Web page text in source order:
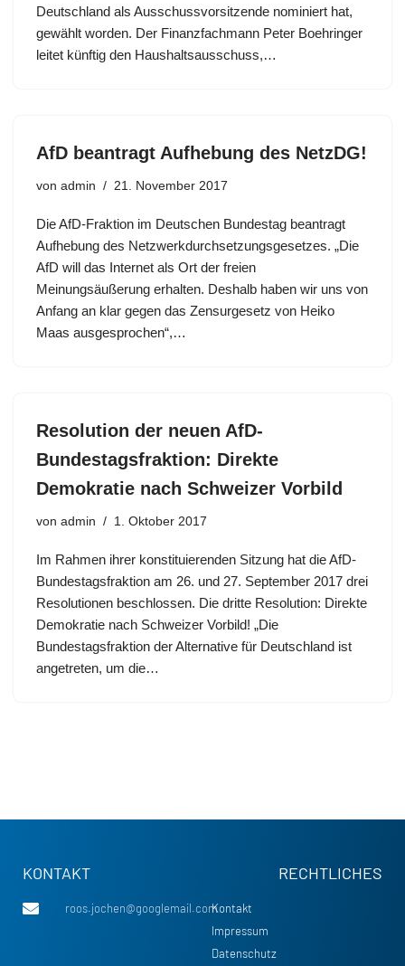
Deutschland als Ausschussvorsitzende nominiert hat,
gewählt worden. Der Finanzfachmann Peter Boehringer
leitet künftig den Haushaltsausschuss,…
AfD beantragt Aufhebung des NetzDG!
von admin 21. November 2017
Die AfD-Fraktion im Deutschen Bundestag beantragt
Aufhebung des Netzwerkdurchsetzungsgesetzes. „Die
AfD will das Internet als Ort der freien
Meinungsäußerung erhalten. Deshalb haben wir uns von
Anfang an klar gegen das Zensurgesetz von Heiko
Maas ausgesprochen“,…
Resolution der neuen AfD-
Bundestagsfraktion: Direkte
Demokratie nach Schweizer Vorbild
von admin 1. Oktober 2017
Im Rahmen ihrer konstituierenden Sitzung hat die AfD-
Bundestagsfraktion am 26. und 27. September 2017 drei
Resolutionen beschlossen. Die dritte Resolution: Direkte
Demokratie nach Schweizer Vorbild! „Die
Bundestagsfraktion der Alternative für Deutschland ist
angetreten, um die…
KONTAKT
roos.jochen@googlemail.com
RECHTLICHES
Kontakt
Impressum
Datenschutz